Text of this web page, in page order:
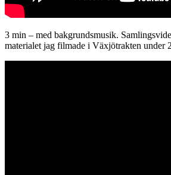
3 min – med bakgrundsmusik.
materialet jag filmade i Växjötrakten under